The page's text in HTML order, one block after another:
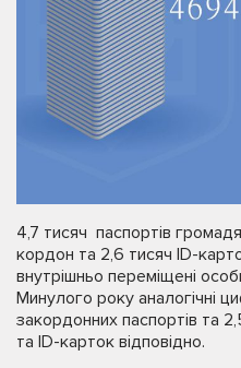
4,7 тисяч паспортів
кордон та 2,6 тисяч ID-
внутрішньо переміщені
Минулого року аналогічні
закордонних паспортів та
та ID-карток відповідно.